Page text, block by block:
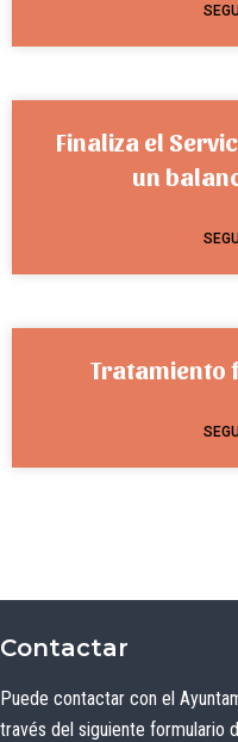
Finaliza el
un
Tratamiento
Contactar
Puede contactar con el
través del siguiente formulario